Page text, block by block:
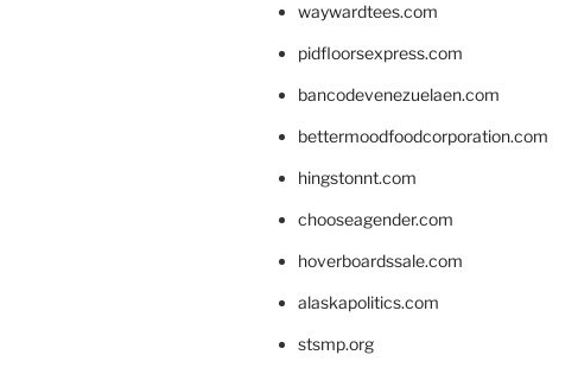
waywardtees.com
pidfloorsexpress.com
bancodevenezuelaen.com
bettermoodfoodcorporation.com
hingstonnt.com
chooseagender.com
hoverboardssale.com
alaskapolitics.com
stsmp.org